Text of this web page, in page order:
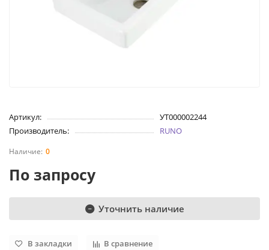
Артикул:
УТ000002244
Производитель:
RUNO
0
По запросу
Уточнить наличие
В закладки В сравнение